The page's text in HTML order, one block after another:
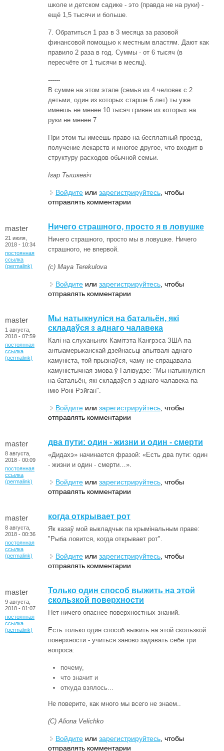
школе и детском садике - это (правда не на руки) -
ещё 1,5 тысячи и больше.
7. Обратиться 1 раз в 3 месяца за разовой
финансовой помощью к местным властям. Дают как
правило 2 раза в год. Суммы - от 6 тысяч (в
пересчёте от 1 тысячи в месяц).
------
В сумме на этом этапе (семья из 4 человек с 2
детьми, один из которых старше 6 лет) ты уже
имеешь не менее 10 тысяч гривен из которых на
руки не менее 7.
При этом ты имеешь право на бесплатный проезд,
получение лекарств и многое другое, что входит в
структуру расходов обычной семьи.
Ігар Тышкевіч
Войдите или зарегистрируйтесь , чтобы
отправлять комментарии
master
21 июля,
2018 - 10:34
постоянная
ссылка
(permalink)
Ничего страшного, просто я в ловушке
Ничего страшного, просто мы в ловушке. Ничего
страшного, не впервой.
(с) Maya Terekulova
Войдите или зарегистрируйтесь , чтобы
отправлять комментарии
master
1 августа,
2018 - 07:59
постоянная
ссылка
(permalink)
Мы натыкнуліся на батальён, які
складаўся з аднаго чалавека
Калі на слуханьнях Камітэта Кангрэса ЗША па
антыамерыканскай дзейнасьці апытвалі аднаго
камуніста, той прызнаўся, чаму не спрацавала
камуністычная змова ў Галівудзе: "Мы натыкнуліся
на батальён, які складаўся з аднаго чалавека па
імю Роні Рэйган".
Войдите или зарегистрируйтесь , чтобы
отправлять комментарии
master
8 августа,
2018 - 00:09
постоянная
ссылка
(permalink)
два пути: один - жизни и один - смерти
«Дидахэ» начинается фразой: «Есть два пути: один
- жизни и один - смерти…».
Войдите или зарегистрируйтесь , чтобы
отправлять комментарии
master
8 августа,
2018 - 00:36
постоянная
ссылка
(permalink)
когда открывает рот
Як казаў мой выкладчык па крымінальным праве:
"Рыба ловится, когда открывает рот".
Войдите или зарегистрируйтесь , чтобы
отправлять комментарии
master
9 августа,
2018 - 01:07
постоянная
ссылка
(permalink)
Только один способ выжить на этой
скользкой поверхности
Нет ничего опаснее поверхностных знаний.
Есть только один способ выжить на этой скользкой
поверхности - учиться заново задавать себе три
вопроса:
почему,
что значит и
откуда взялось...
Не поверите, как много мы всего не знаем..
(С) Aliona Velichko
Войдите или зарегистрируйтесь , чтобы
отправлять комментарии